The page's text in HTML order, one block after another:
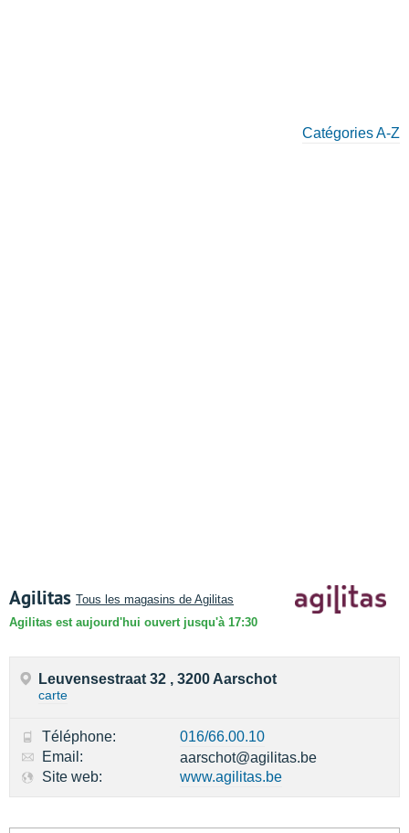
Catégories A-Z
Agilitas Tous les magasins de Agilitas
Agilitas est aujourd'hui ouvert jusqu'à 17:30
Leuvensestraat 32 , 3200 Aarschot
carte
Téléphone:
016/66.00.10
Email:
aarschot@agilitas.be
Site web:
www.agilitas.be